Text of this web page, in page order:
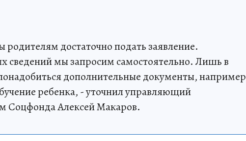
достаточно подать заявление.
сведений мы запросим самостоятельно. Лишь в
дополнительные документы, например
ребенка, - уточнил управляющий
Соцфонда Алексей Макаров.